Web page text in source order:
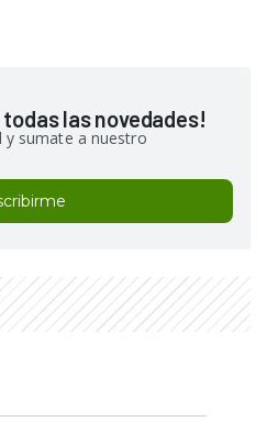
todas las novedades!
y sumate a nuestro